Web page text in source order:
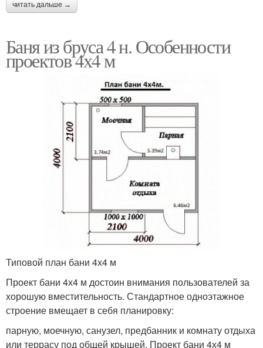
читать дальше →
Баня из бруса 4 н. Особенности
проектов 4х4 м
Типовой план бани 4х4 м
Проект бани 4х4 м достоин внимания пользователей за
хорошую вместительность. Стандартное одноэтажное
строение вмещает в себя планировку:
парную, моечную, санузел, предбанник и комнату отдыха
или террасу под общей крышей. Проект бани 4х4 м